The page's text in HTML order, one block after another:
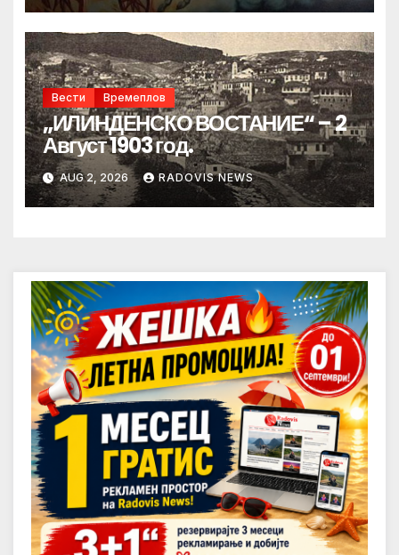
Вести Времеплов
„ИЛИНДЕНСКО ВОСТАНИЕ“ – 2
Август 1903 год.
AUG 2, 2026 RADOVIS NEWS